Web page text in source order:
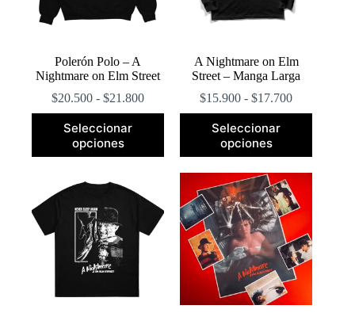
página
Polerón Polo – A
Nightmare on Elm Street
$20.500 - $21.800Rango
de
$20.500
Seleccionar
opciones
producto
tiene
opciones
se
pueden
elegir
en
la
A Nightmare on Elm
Street – Manga Larga
$15.900 - $17.700Rango
de
$15.900
Seleccionar
opciones
producto
tiene
variantes.
Las
opciones
se
pueden
elegir
en
la
página
de